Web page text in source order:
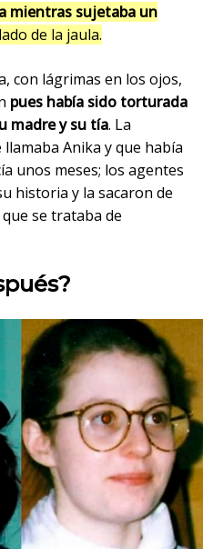
mientras sujetaba un
de la jaula.
con lágrimas en los ojos,
pues había sido torturada
madre y su tía. La
Anika y que había
unos meses; los agentes
historia y la sacaron de
se trataba de